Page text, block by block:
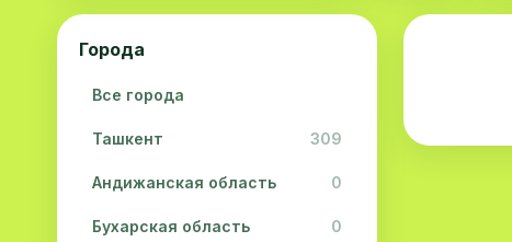
Города
Все города
Ташкент 309
Андижанская область 0
Бухарская область 0